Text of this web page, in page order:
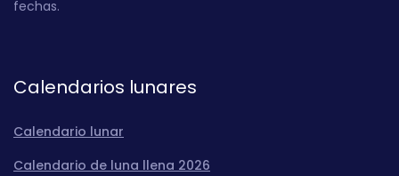
fechas.
Calendarios lunares
Calendario lunar
Calendario de luna llena 2026